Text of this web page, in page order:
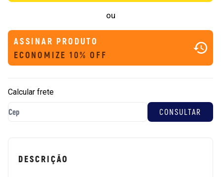
ou
ASSINAR PRODUTO
ECONOMIZE 10% OFF
Calcular frete
DESCRIÇÃO